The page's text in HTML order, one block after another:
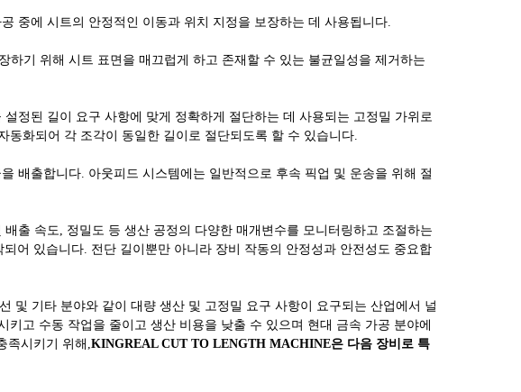
중에 시트의 안정적인 이동과 위치 지정을 보장하는 데 사용됩니다.
하기 위해 시트 표면을 매끄럽게 하고 존재할 수 있는 불균일성을 제거하는
정된 길이 요구 사항에 맞게 정확하게 절단하는 데 사용되는 고정밀 가위로
화되어 각 조각이 동일한 길이로 절단되도록 할 수 있습니다.
배출합니다. 아웃피드 시스템에는 일반적으로 후속 픽업 및 운송을 위해 절
출 속도, 정밀도 등 생산 공정의 다양한 매개변수를 모니터링하고 조절하는
어 있습니다. 전단 길이뿐만 아니라 장비 작동의 안정성과 안전성도 중요합
및 기타 분야와 같이 대량 생산 및 고정밀 요구 사항이 요구되는 산업에서 널
고 수동 작업을 줄이고 생산 비용을 낮출 수 있으며 현대 금속 가공 분야에
시키기 위해, KINGREAL CUT TO LENGTH MACHINE은 다음 장비로 특